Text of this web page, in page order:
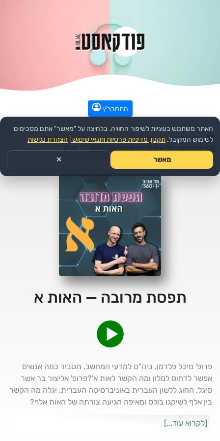
התחבר/י
עמוד הבית >> חינוך >> הפודקאסט:
תל אביב 360 –
אוניברסיטת תל אביב: ערוץ הפודקסטים >>פרק
תפסת מרובה — האות א
פרופ' מיכל פלדמן, ביה"ס למדעי המחשב, תסביר כמה אנשים
אפשר לדחוס למלון ומה הקשר לאות א'?פרופ' אליצור בר אשר
סיגל, החוג ללשון העברית באוניברסיטה העברית, יגלה מה הקשר
בין אלף לשיקגו בולס ומאיפה הגיעה צורתה של האות אלף?
מעצבים פונט מנצח?פרופ' תמי קציר, ראשת מרכז מרכז אדמונד
[לקרוא עוד...]
האתר משתמש בעוגיות לשיפור החוויה. בלחיצה על "מאשר" אתם מסכימים
לשימוש המקובל. תקנון, מדיניות פרטיות ותנאי שימוש הצהרת נגישות
מאשר ✕